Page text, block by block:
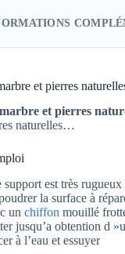
et pierres
et pierres
naturelles…
support est très
la surface à
un chiffon mouillé
jusqu’a obtention d
à l’eau et essuyer